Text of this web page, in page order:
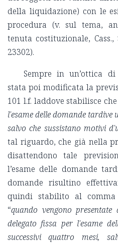
della liquidazione) con le
procedura (v. sul tema,
tenuta costituzionale,
23302).
Sempre in un’ottica di
stata poi modificata la
101 l.f. laddove stabilisce che
l'esame delle domande tardive
salvo che sussistano motivi
tal riguardo, che già nella
disattendono tale
l’esame delle domande
domande risultino
quindi stabilito al comma
“quando vengono
delegato fissa per l'esame
successivi quattro mesi,